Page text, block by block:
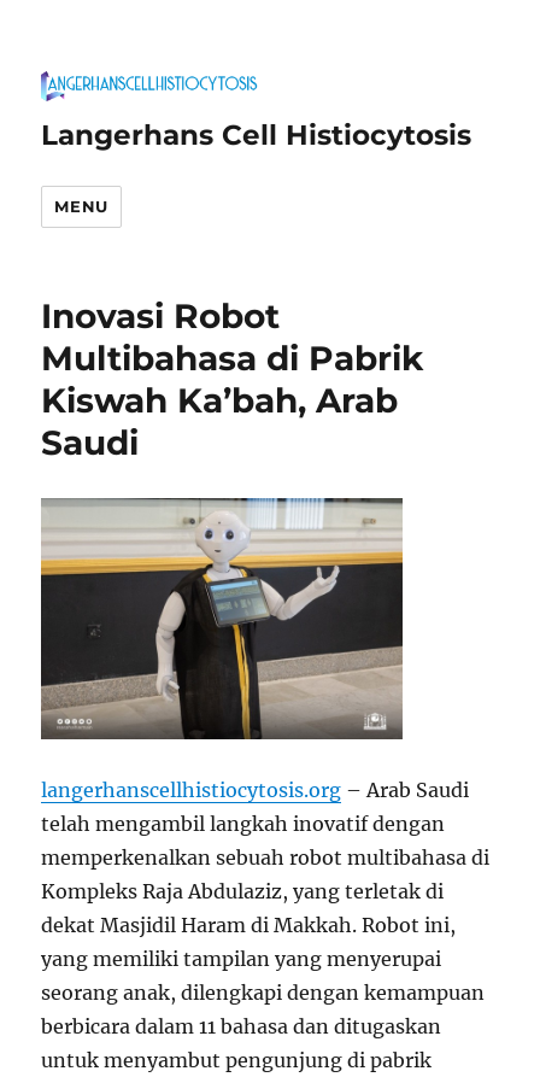
Langerhans Cell Histiocytosis
MENU
Inovasi Robot
Multibahasa di Pabrik
Kiswah Ka’bah, Arab
Saudi
langerhanscellhistiocytosis.org – Arab Saudi
telah mengambil langkah inovatif dengan
memperkenalkan sebuah robot multibahasa di
Kompleks Raja Abdulaziz, yang terletak di
dekat Masjidil Haram di Makkah. Robot ini,
yang memiliki tampilan yang menyerupai
seorang anak, dilengkapi dengan kemampuan
berbicara dalam 11 bahasa dan ditugaskan
untuk menyambut pengunjung di pabrik